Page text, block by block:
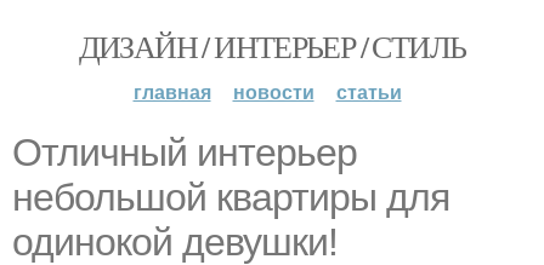
ДИЗАЙН / ИНТЕРЬЕР / СТИЛЬ
главная новости статьи
Отличный интерьер
небольшой квартиры для
одинокой девушки!